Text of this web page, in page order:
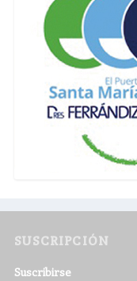
SUSCRIPCIÓN
Suscribirse